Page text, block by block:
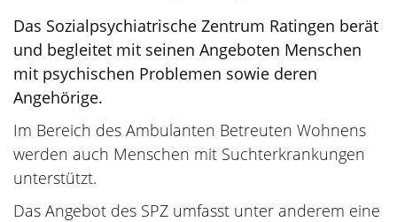
Das Sozialpsychiatrische Zentrum Ratingen berät
und begleitet mit seinen Angeboten Menschen
mit psychischen Problemen sowie deren
Angehörige.
Im Bereich des Ambulanten Betreuten Wohnens
werden auch Menschen mit Suchterkrankungen
unterstützt.
Das Angebot des SPZ umfasst unter anderem eine